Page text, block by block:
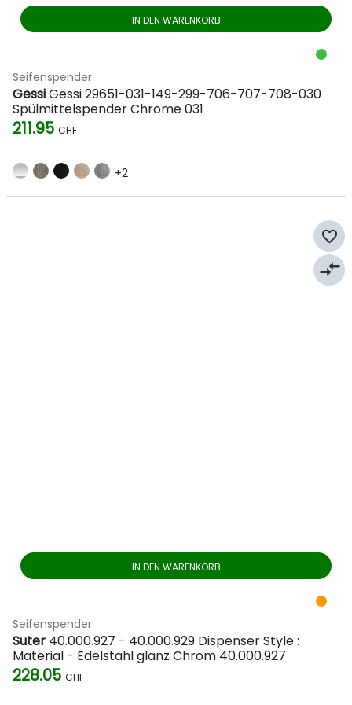
IN DEN WARENKORB
Seifenspender
GessiGessi 29651-031-149-299-706-707-708-030
Spülmittelspender Chrome 031
211.95 CHF
+2
IN DEN WARENKORB
Seifenspender
Suter 40.000.927 - 40.000.929 Dispenser Style :
Material - Edelstahl glanz Chrom 40.000.927
228.05 CHF
favorite_border
compare_arrows